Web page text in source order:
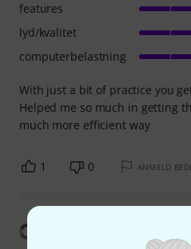
With just a bit of practice you
Helped me so much in getting
much more efficient way
features
lyd/kvalitet
computerbelastning
1 0 ANMELD